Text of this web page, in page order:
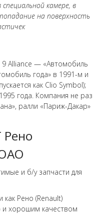
камере, в
на поверхность
Alliance — «Автомобиль
года» в 1991-м и
как Clio Symbol);
года. Компания не раз
ралли «Париж-Дакар»
и б/у запчасти для
Рено (Renault)
и хорошим качеством